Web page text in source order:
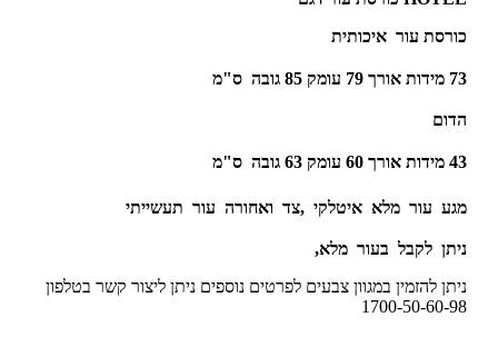
כורסת עור איכותית
73מידות אורך 79 עומק 85 גובה ס"מ
הדום
43מידות אורך 60 עומק 63 גובה ס"מ
מגע עור מלא איטלקי ,צד ואחורה עור תעשייתי
ניתן לקבל בעור מלא,
ניתן להזמין במגוון צבעים לפרטים נוספים ניתן ליצור קשר בטלפון
1700-50-60-98